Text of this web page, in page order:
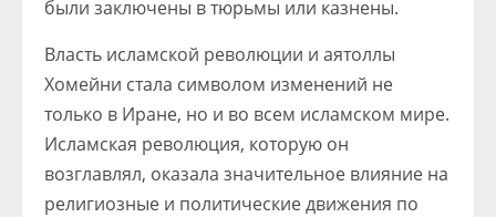
были заключены в тюрьмы или казнены.
Власть исламской революции и аятоллы
Хомейни стала символом изменений не
только в Иране, но и во всем исламском мире.
Исламская революция, которую он
возглавлял, оказала значительное влияние на
религиозные и политические движения по